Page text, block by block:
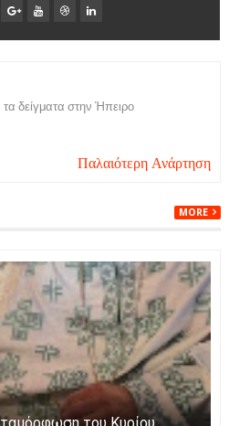
δείγματα στην Ήπειρο
Παλαιότερη Ανάρτηση
MORE
του Κυρίου